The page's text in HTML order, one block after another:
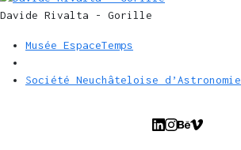
Davide Rivalta - Gorille
Musée EspaceTemps
Société Neuchâteloise d’Astronomie